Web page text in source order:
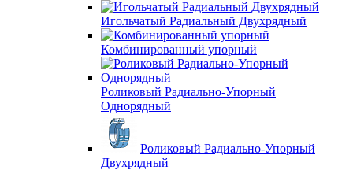
Игольчатый Радиальный Двухрядный
Комбинированный упорный
Роликовый Радиально-Упорный
Однорядный
Роликовый Радиально-Упорный
Двухрядный